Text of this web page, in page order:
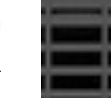
Shadow